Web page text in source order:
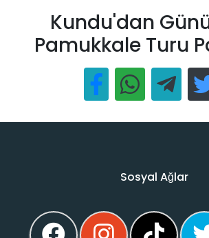
Kundu'dan
Pamukkale Turu
Sosyal Ağlar